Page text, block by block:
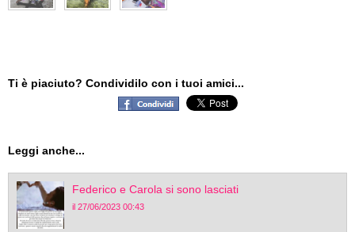
Ti è piaciuto? Condividilo con i tuoi amici...
Leggi anche...
Federico e Carola si sono lasciati
il 27/06/2023 00:43